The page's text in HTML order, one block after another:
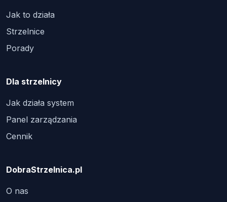
Jak to działa
Strzelnice
Porady
Dla strzelnicy
Jak działa system
Panel zarządzania
Cennik
DobraStrzelnica.pl
O nas